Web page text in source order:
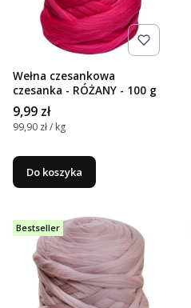
Wełna czesankowa
czesanka - RÓŻANY - 100 g
Cena
9,99 zł
Cena jednostkowa
99,90 zł / kg
Do koszyka
Bestseller